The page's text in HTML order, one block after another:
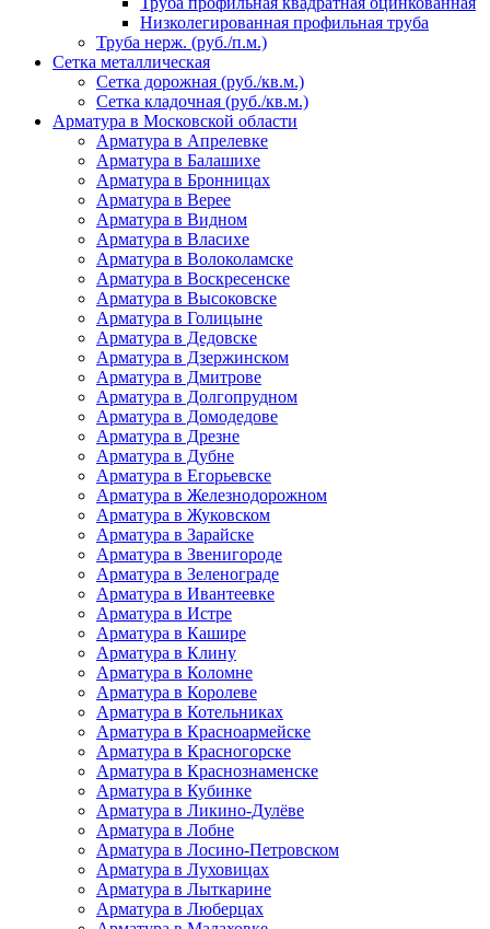
Низколегированная профильная труба
Труба нерж. (руб./п.м.)
Сетка металлическая
Сетка дорожная (руб./кв.м.)
Сетка кладочная (руб./кв.м.)
Арматура в Московской области
Арматура в Апрелевке
Арматура в Балашихе
Арматура в Бронницах
Арматура в Верее
Арматура в Видном
Арматура в Власихе
Арматура в Волоколамске
Арматура в Воскресенске
Арматура в Высоковске
Арматура в Голицыне
Арматура в Дедовске
Арматура в Дзержинском
Арматура в Дмитрове
Арматура в Долгопрудном
Арматура в Домодедове
Арматура в Дрезне
Арматура в Дубне
Арматура в Егорьевске
Арматура в Железнодорожном
Арматура в Жуковском
Арматура в Зарайске
Арматура в Звенигороде
Арматура в Зеленограде
Арматура в Ивантеевке
Арматура в Истре
Арматура в Кашире
Арматура в Клину
Арматура в Коломне
Арматура в Королеве
Арматура в Котельниках
Арматура в Красноармейске
Арматура в Красногорске
Арматура в Краснознаменске
Арматура в Кубинке
Арматура в Ликино-Дулёве
Арматура в Лобне
Арматура в Лосино-Петровском
Арматура в Луховицах
Арматура в Лыткарине
Арматура в Люберцах